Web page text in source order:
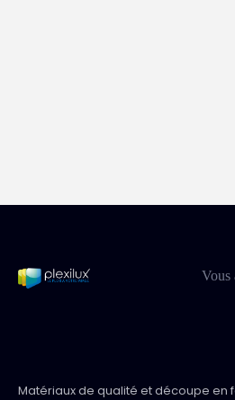
Vous
Matériaux de qualité et découpe en